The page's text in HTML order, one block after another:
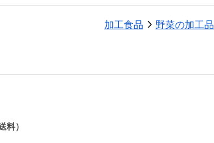
加工食品 野菜の加工品
料）